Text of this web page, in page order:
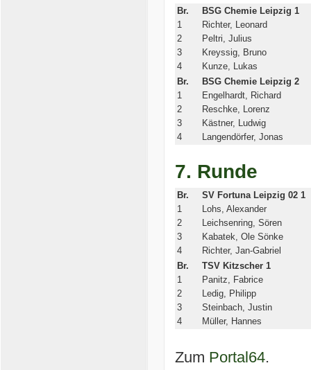
Br.
BSG Chemie Leipzig 1
1
Richter, Leonard
2
Peltri, Julius
3
Kreyssig, Bruno
4
Kunze, Lukas
Br.
BSG Chemie Leipzig 2
1
Engelhardt, Richard
2
Reschke, Lorenz
3
Kästner, Ludwig
4
Langendörfer, Jonas
7. Runde
Br.
SV Fortuna Leipzig 02 1
1
Lohs, Alexander
2
Leichsenring, Sören
3
Kabatek, Ole Sönke
4
Richter, Jan-Gabriel
Br.
TSV Kitzscher 1
1
Panitz, Fabrice
2
Ledig, Philipp
3
Steinbach, Justin
4
Müller, Hannes
Zum Portal64.